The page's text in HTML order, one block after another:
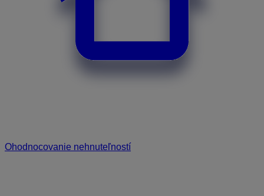
Ohodnocovanie nehnuteľností